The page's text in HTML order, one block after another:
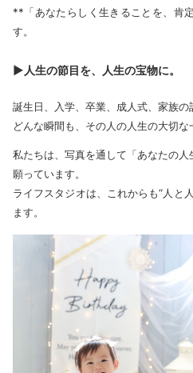
**「あなたらしく生きることを、肯
す。
▶人生の節目を、人生の宝物に。
誕生日、入学、卒業、成人式、家族
どんな瞬間も、その人の人生の大切な
私たちは、写真を通して「あなたの
願っています。
ライフスタジオは、これからも“人と
ます。